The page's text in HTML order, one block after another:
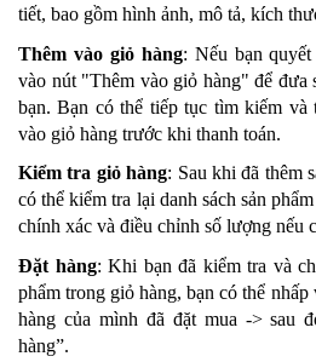
tiết, bao gồm hình ảnh, mô tả, kích
Thêm vào giỏ hàng: Nếu bạn
vào nút "Thêm vào giỏ hàng" để đưa
bạn. Bạn có thể tiếp tục tìm kiếm và
vào giỏ hàng trước khi thanh toán.
Kiểm tra giỏ hàng: Sau khi đã thêm
có thể kiểm tra lại danh sách sản
chính xác và điều chỉnh số lượng nếu
Đặt hàng: Khi bạn đã kiểm tra và
phẩm trong giỏ hàng, bạn có thể
hàng của mình đã đặt mua -> sau
hàng”.